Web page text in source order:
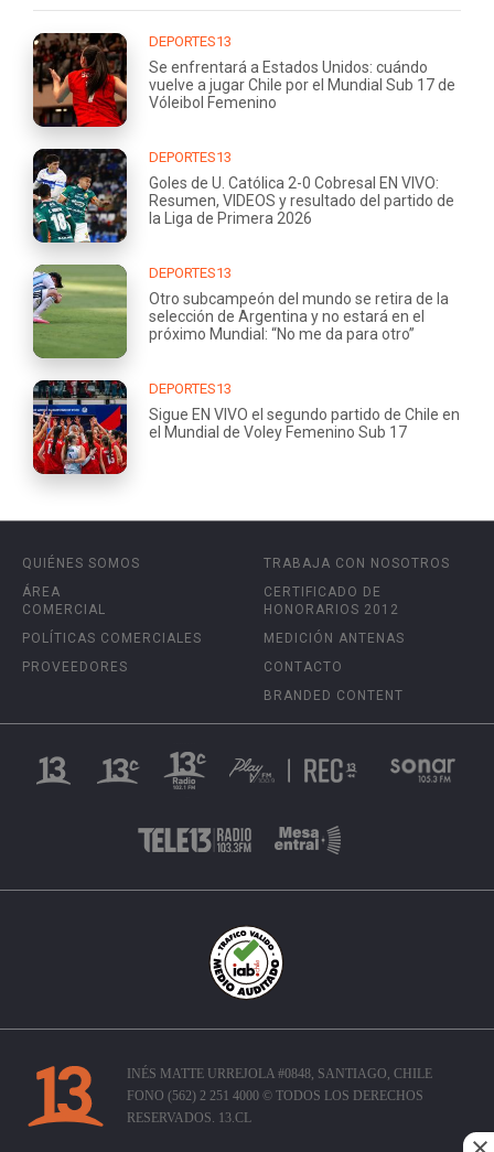
DEPORTES13
Se enfrentará a Estados Unidos: cuándo
vuelve a jugar Chile por el Mundial Sub 17 de
Vóleibol Femenino
DEPORTES13
Goles de U. Católica 2-0 Cobresal EN VIVO:
Resumen, VIDEOS y resultado del partido de
la Liga de Primera 2026
DEPORTES13
Otro subcampeón del mundo se retira de la
selección de Argentina y no estará en el
próximo Mundial: “No me da para otro”
DEPORTES13
Sigue EN VIVO el segundo partido de Chile en
el Mundial de Voley Femenino Sub 17
QUIÉNES SOMOS
ÁREA
COMERCIAL
POLÍTICAS COMERCIALES
PROVEEDORES
TRABAJA CON NOSOTROS
CERTIFICADO DE
HONORARIOS 2012
MEDICIÓN ANTENAS
CONTACTO
BRANDED CONTENT
INÉS MATTE URREJOLA #0848, SANTIAGO, CHILE
FONO (562) 2 251 4000 © TODOS LOS DERECHOS
RESERVADOS. 13.CL